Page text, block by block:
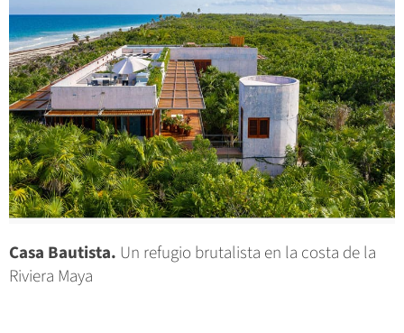
Casa Bautista. Un refugio brutalista en la costa de la
Riviera Maya